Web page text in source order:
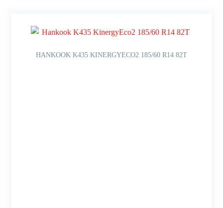
HANKOOK K435 KINERGYECO2 185/60 R14 82T